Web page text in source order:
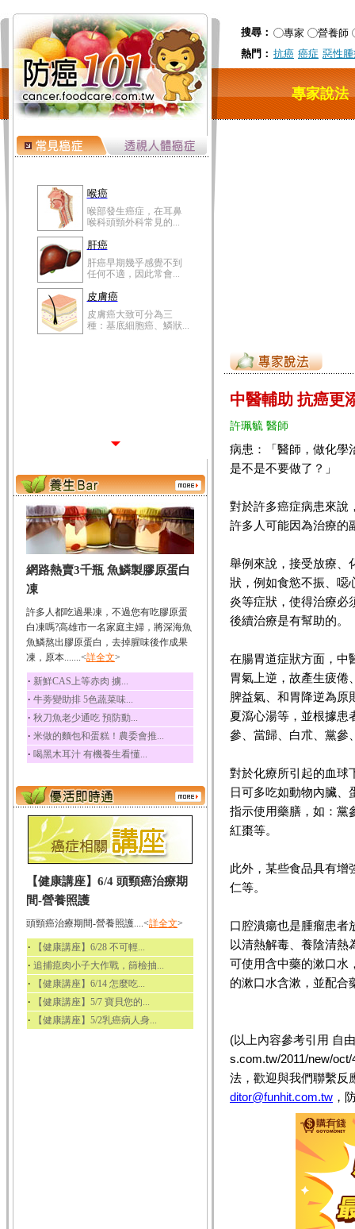
搜尋： 專家
營養師
熱門： 抗癌 癌症 惡性
專家說法
喉癌
喉部發生癌症，在耳鼻
喉科頭頸外科常見的...
肝癌
肝癌早期幾乎感覺不到
任何不適，因此常會...
皮膚癌
皮膚癌大致可分為三
種：基底細胞癌、鱗狀...
網路熱賣3千瓶 魚鱗製膠原蛋白
凍
許多人都吃過果凍，不過您有吃膠原蛋
白凍嗎?高雄市一名家庭主婦，將深海魚
魚鱗熬出膠原蛋白，去掉腥味後作成果
凍，原本.......<詳全文>
‧ 新鮮CAS上等赤肉 擄...
‧ 牛蒡變助排 5色蔬菜味...
‧ 秋刀魚老少通吃 預防動...
‧ 米做的麵包和蛋糕！農委會推...
‧ 喝黑木耳汁 有機養生看懂...
【健康講座】6/4 頭頸癌治療期
間-營養照護
頭頸癌治療期間-營養照護....<詳全文>
‧ 【健康講座】6/28 不可輕...
‧ 追捕瘜肉小子大作戰，篩檢抽...
‧ 【健康講座】6/14 怎麼吃...
‧ 【健康講座】5/7 寶貝您的...
‧ 【健康講座】5/2乳癌病人身...
中醫輔助 抗癌更
許珮毓 醫師
病患：「醫師，做化學
是不是不要做了？」
對於許多癌症病患來說
許多人可能因為治療的
舉例來說，接受放療、
狀，例如食慾不振、噁
炎等症狀，使得治療必
後續治療是有幫助的。
在腸胃道症狀方面，中
胃氣上逆，故產生疲倦
脾益氣、和胃降逆為原
夏瀉心湯等，並根據患
參、當歸、白朮、黨參
對於化療所引起的血球
日可多吃如動物內臟、
指示使用藥膳，如：黨
紅棗等。
此外，某些食品具有增
仁等。
口腔潰瘍也是腫瘤患者
以清熱解毒、養陰清熱
可使用含中藥的漱口水
的漱口水含漱，並配合
(以上內容參考引用 自
s.com.tw/2011/new/
法，歡迎與我們聯繫反
ditor@funhit.com.tw ，